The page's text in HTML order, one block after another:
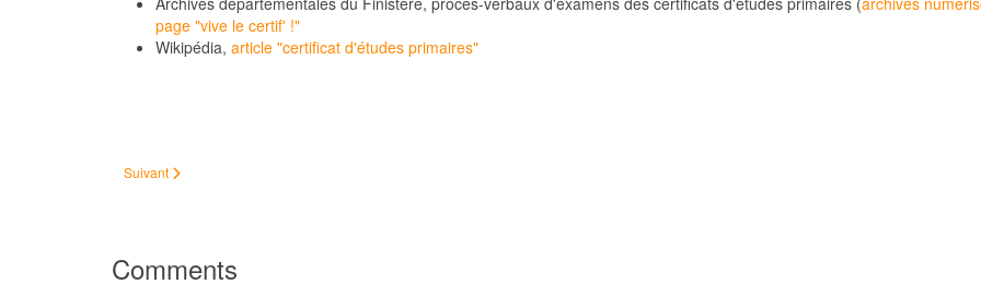
page "vive le certif' !"
Wikipédia, article "certificat d'études primaires"
Article suivant : Victor Laurent Esliard, dit Surville, acteur (1808-1883)
Suivant
Comments